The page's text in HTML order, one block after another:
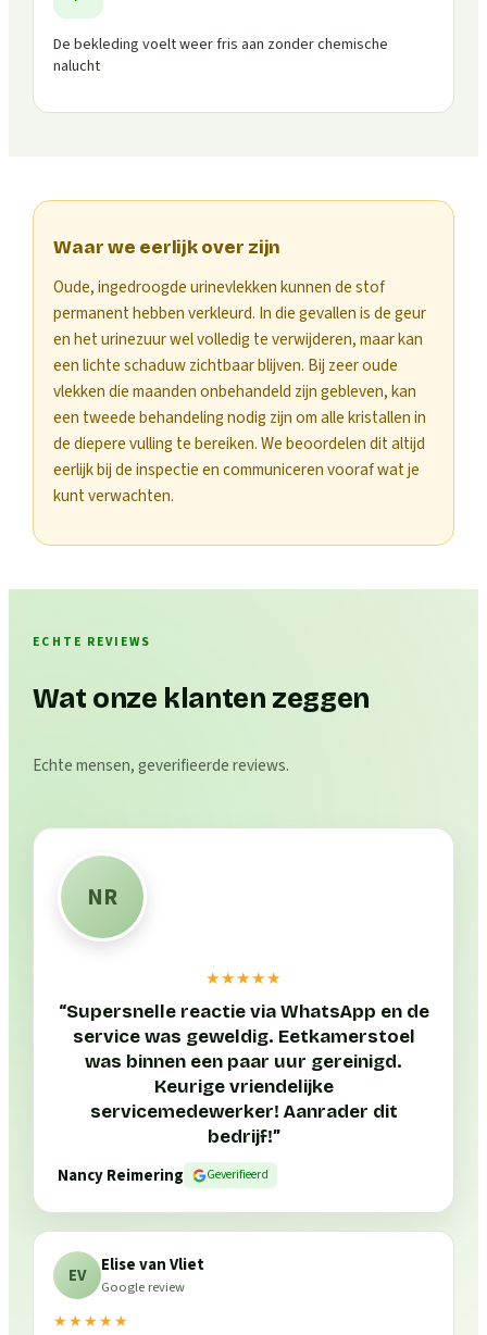
De bekleding voelt weer fris aan zonder chemische
nalucht
Waar we eerlijk over zijn
Oude, ingedroogde urinevlekken kunnen de stof
permanent hebben verkleurd. In die gevallen is de geur
en het urinezuur wel volledig te verwijderen, maar kan
een lichte schaduw zichtbaar blijven. Bij zeer oude
vlekken die maanden onbehandeld zijn gebleven, kan
een tweede behandeling nodig zijn om alle kristallen in
de diepere vulling te bereiken. We beoordelen dit altijd
eerlijk bij de inspectie en communiceren vooraf wat je
kunt verwachten.
ECHTE REVIEWS
Wat onze klanten zeggen
Echte mensen, geverifieerde reviews.
NR
★★★★★
“Supersnelle reactie via WhatsApp en de
service was geweldig. Eetkamerstoel
was binnen een paar uur gereinigd.
Keurige vriendelijke
servicemedewerker! Aanrader dit
bedrijf!”
Nancy Reimering
Geverifieerd
EV Elise van Vliet
Google review
★★★★★